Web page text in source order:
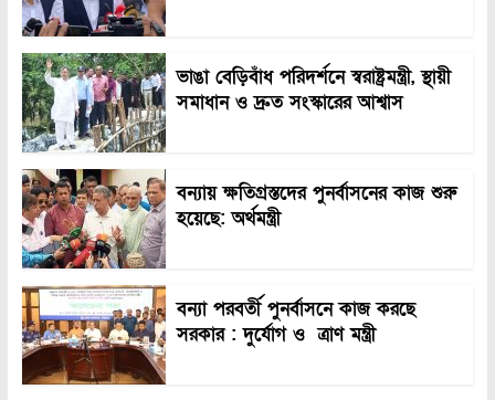
ভাঙা বেড়িবাঁধ পরিদর্শনে স্বরাষ্ট্রমন্ত্রী, স্থায়ী
সমাধান ও দ্রুত সংস্কারের আশ্বাস
বন্যায় ক্ষতিগ্রস্তদের পুনর্বাসনের কাজ শুরু
হয়েছে: অর্থমন্ত্রী
বন্যা পরবর্তী পুনর্বাসনে কাজ করছে
সরকার : দুর্যোগ ও ত্রাণ মন্ত্রী